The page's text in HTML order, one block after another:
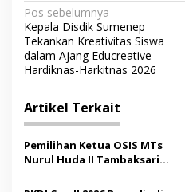
N
a
v
i
g
a
s
i
Pos sebelumnya
Kepala Disdik Sumenep
Tekankan Kreativitas Siswa
dalam Ajang Educreative
Hardiknas-Harkitnas 2026
Artikel Terkait
Pemilihan Ketua OSIS MTs
Nurul Huda II Tambaksari
Demokrasi bagi Siswa